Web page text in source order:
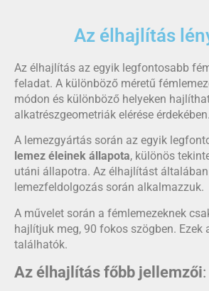
Az élhajlítás
Az élhajlítás az egyik legfontosabb
feladat. A különböző méretű
módon és különböző helyeken
alkatrészgeometriák elérése érdekében.
A lemezgyártás során az egyik
lemez éleinek állapota, különös
utáni állapotra. Az élhajlítást
lemezfeldolgozás során alkalmazzuk.
A művelet során a fémlemezeknek
hajlítjuk meg, 90 fokos szögben. Ezek
találhatók.
Az élhajlítás főbb jellemzői: